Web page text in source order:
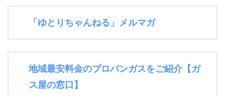
「ゆとりちゃんねる」メルマガ
地域最安料金のプロパンガスをご紹介【ガ
ス屋の窓口】